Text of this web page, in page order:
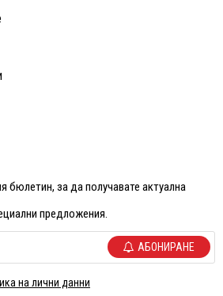
бюлетин, за да получавате актуална
предложения.
АБОНИРАНЕ
на лични данни